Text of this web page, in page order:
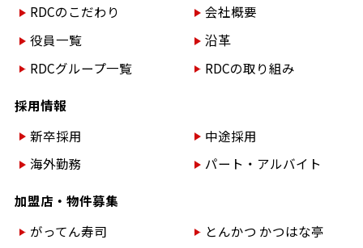
RDCのこだわり
会社概要
役員一覧
沿革
RDCグループ一覧
RDCの取り組み
採用情報
新卒採用
中途採用
海外勤務
パート・アルバイト
加盟店・物件募集
がってん寿司
とんかつ かつはな亭